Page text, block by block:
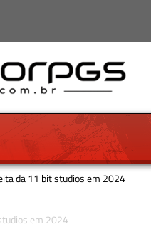
da 11 bit studios em 2024